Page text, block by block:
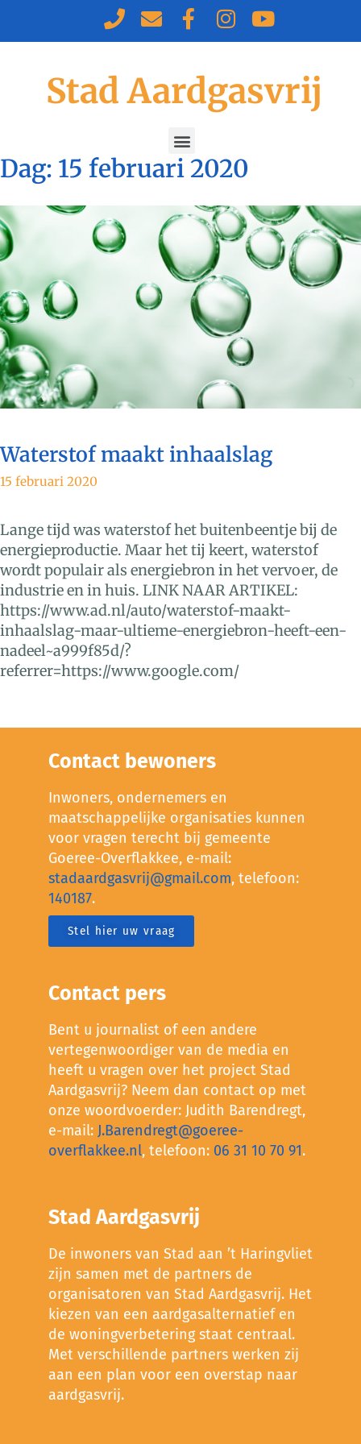
Stad Aardgasvrij
Dag: 15 februari 2020
Waterstof maakt inhaalslag
15 februari 2020
Lange tijd was waterstof het buitenbeentje bij de
energieproductie. Maar het tij keert, waterstof
wordt populair als energiebron in het vervoer, de
industrie en in huis. LINK NAAR ARTIKEL:
https://www.ad.nl/auto/waterstof-maakt-
inhaalslag-maar-ultieme-energiebron-heeft-een-
nadeel~a999f85d/?
referrer=https://www.google.com/
Contact bewoners
Inwoners, ondernemers en
maatschappelijke organisaties kunnen
voor vragen terecht bij gemeente
Goeree-Overflakkee, e-mail:
stadaardgasvrij@gmail.com, telefoon:
140187.
Stel hier uw vraag
Contact pers
Bent u journalist of een andere
vertegenwoordiger van de media en
heeft u vragen over het project Stad
Aardgasvrij? Neem dan contact op met
onze woordvoerder: Judith Barendregt,
e-mail: J.Barendregt@goeree-
overflakkee.nl, telefoon: 06 31 10 70 91.
Stad Aardgasvrij
De inwoners van Stad aan ’t Haringvliet
zijn samen met de partners de
organisatoren van Stad Aardgasvrij. Het
kiezen van een aardgasalternatief en
de woningverbetering staat centraal.
Met verschillende partners werken zij
aan een plan voor een overstap naar
aardgasvrij.